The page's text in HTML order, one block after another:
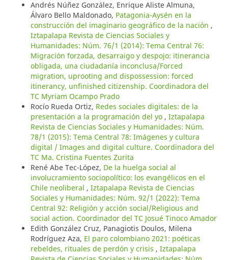
Andrés Núñez González, Enrique Aliste Almuna,
Álvaro Bello Maldonado, Patagonia-Aysén en la
construcción del imaginario geográfico de la nación ,
Iztapalapa Revista de Ciencias Sociales y
Humanidades: Núm. 76/1 (2014): Tema Central 76:
Migración forzada, desarraigo y despojo: itinerancia
obligada, una ciudadanía inconclusa/Forced
migration, uprooting and dispossession: forced
itinerancy, unfinished citizenship. Coordinadora del
TC Myriam Ocampo Prado
Rocío Rueda Ortiz, Redes sociales digitales: de la
presentación a la programación del yo , Iztapalapa
Revista de Ciencias Sociales y Humanidades: Núm.
78/1 (2015): Tema Central 78: Imágenes y cultura
digital / Images and digital culture. Coordinadora del
TC Ma. Cristina Fuentes Zurita
René Abe Tec-López, De la huelga social al
involucramiento sociopolítico: los evangélicos en el
Chile neoliberal , Iztapalapa Revista de Ciencias
Sociales y Humanidades: Núm. 92/1 (2022): Tema
Central 92: Religión y acción social/Religious and
social action. Coordinador del TC Josué Tinoco Amador
Edith González Cruz, Panagiotis Doulos, Milena
Rodríguez Aza, El paro colombiano 2021: poéticas
rebeldes, rituales de perdón y crisis , Iztapalapa